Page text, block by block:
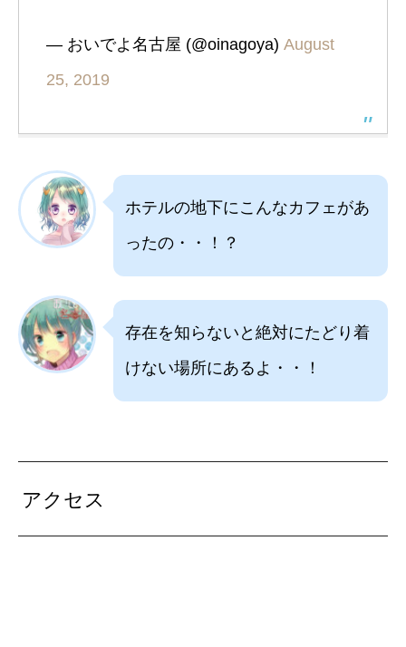
— おいでよ名古屋 (@oinagoya) August
25, 2019
ホテルの地下にこんなカフェがあ
ったの・・！？
存在を知らないと絶対にたどり着
けない場所にあるよ・・！
アクセス